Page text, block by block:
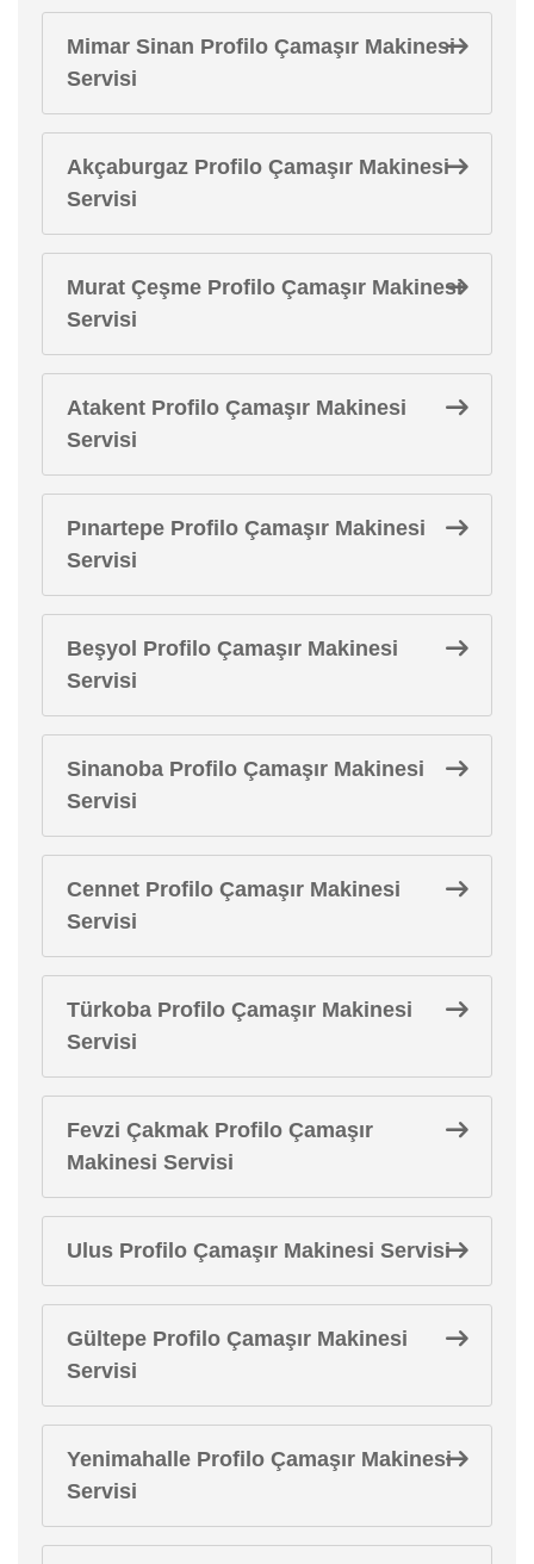
Mimar Sinan Profilo Çamaşır Makinesi
Servisi
Akçaburgaz Profilo Çamaşır Makinesi
Servisi
Murat Çeşme Profilo Çamaşır Makinesi
Servisi
Atakent Profilo Çamaşır Makinesi
Servisi
Pınartepe Profilo Çamaşır Makinesi
Servisi
Beşyol Profilo Çamaşır Makinesi
Servisi
Sinanoba Profilo Çamaşır Makinesi
Servisi
Cennet Profilo Çamaşır Makinesi
Servisi
Türkoba Profilo Çamaşır Makinesi
Servisi
Fevzi Çakmak Profilo Çamaşır
Makinesi Servisi
Ulus Profilo Çamaşır Makinesi Servisi
Gültepe Profilo Çamaşır Makinesi
Servisi
Yenimahalle Profilo Çamaşır Makinesi
Servisi